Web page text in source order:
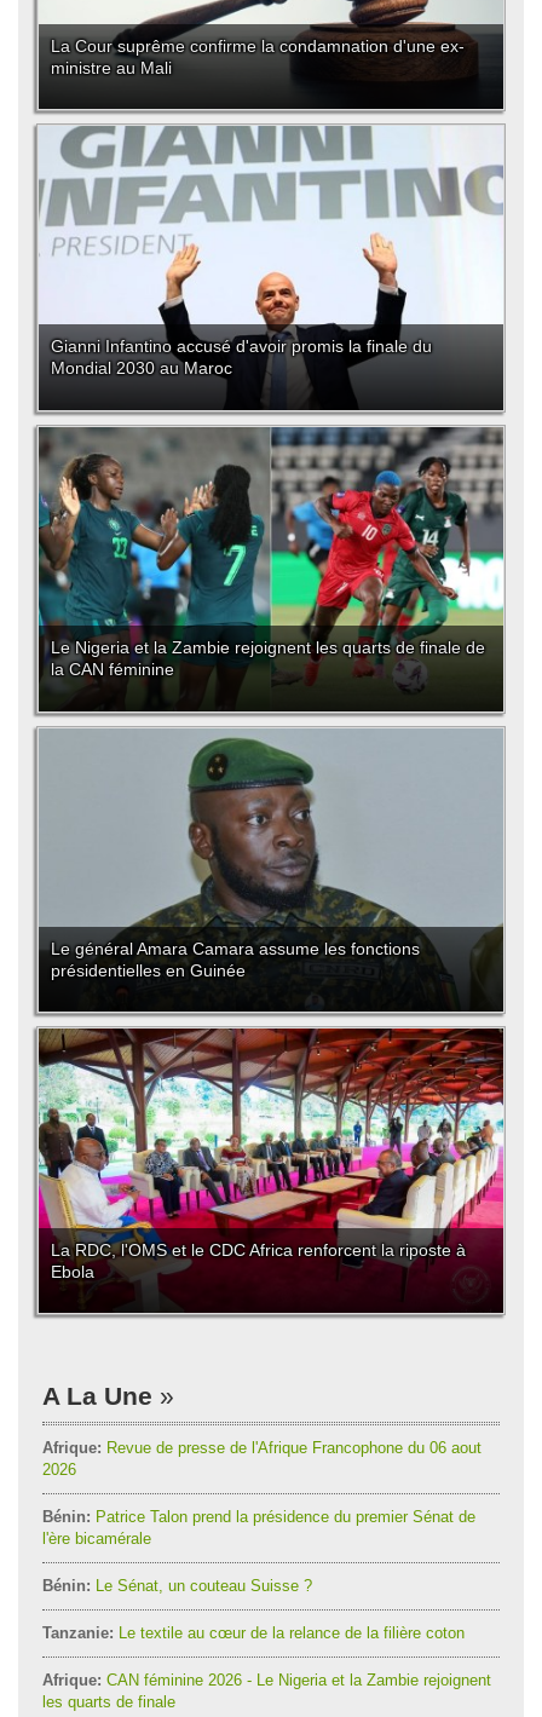
La Cour suprême confirme la condamnation d'une ex-
ministre au Mali
Gianni Infantino accusé d'avoir promis la finale du
Mondial 2030 au Maroc
Le Nigeria et la Zambie rejoignent les quarts de finale de
la CAN féminine
Le général Amara Camara assume les fonctions
présidentielles en Guinée
La RDC, l'OMS et le CDC Africa renforcent la riposte à
Ebola
A La Une
Afrique: Revue de presse de l'Afrique Francophone du 06 aout
2026
Bénin: Patrice Talon prend la présidence du premier Sénat de
l'ère bicamérale
Bénin: Le Sénat, un couteau Suisse ?
Tanzanie: Le textile au cœur de la relance de la filière coton
Afrique: CAN féminine 2026 - Le Nigeria et la Zambie rejoignent
les quarts de finale